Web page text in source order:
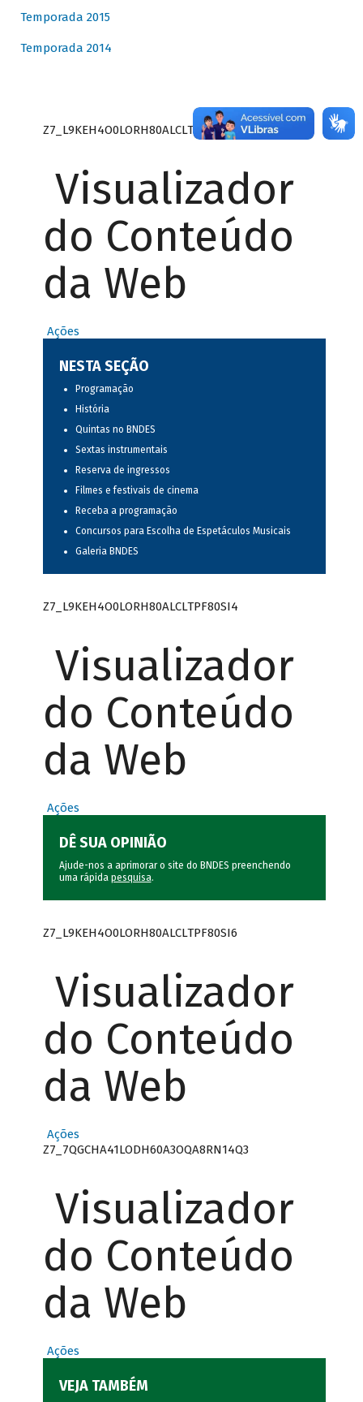
Temporada 2015
Temporada 2014
Z7_L9KEH4O0LORH80ALCLTPF80S27
Visualizador
do Conteúdo
da Web
Ações
NESTA SEÇÃO
Programação
História
Quintas no BNDES
Sextas instrumentais
Reserva de ingressos
Filmes e festivais de cinema
Receba a programação
Concursos para Escolha de Espetáculos Musicais
Galeria BNDES
Z7_L9KEH4O0LORH80ALCLTPF80SI4
Visualizador
do Conteúdo
da Web
Ações
DÊ SUA OPINIÃO
Ajude-nos a aprimorar o site do BNDES preenchendo
uma rápida pesquisa.
Z7_L9KEH4O0LORH80ALCLTPF80SI6
Visualizador
do Conteúdo
da Web
Ações
Z7_7QGCHA41LODH60A3OQA8RN14Q3
Visualizador
do Conteúdo
da Web
Ações
VEJA TAMBÉM